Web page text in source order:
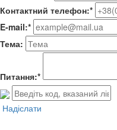
Контактний телефон:*
E-mail:*
Тема:
Питання:*
Надіслати